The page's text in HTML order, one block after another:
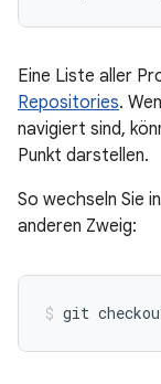
Eine Liste aller
Repositories.
navigiert sind,
Punkt darstellen.
So wechseln Sie
anderen Zweig:
git